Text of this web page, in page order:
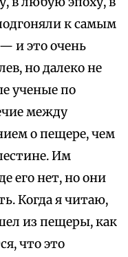
к самым
и это очень
но далеко не
ученые по
между
о пещере, чем
Им
его нет, но они
Когда я читаю,
из пещеры, как
что это